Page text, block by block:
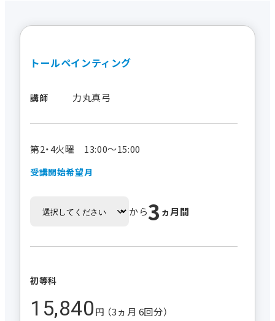
トールペインティング
講師 力丸真弓
第2・4火曜 13:00～15:00
受講開始希望月
から3 ヵ月間
初等科
15,840円 （3ヵ月 6回分）